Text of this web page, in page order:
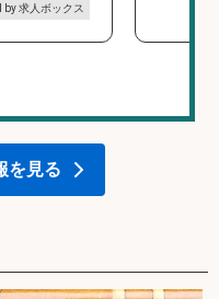
by 求人ボックス
を見る